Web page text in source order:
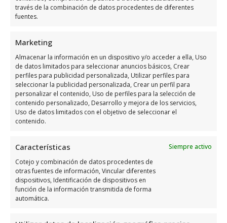
través de la combinación de datos procedentes de diferentes
fuentes.
Marketing
Almacenar la información en un dispositivo y/o acceder a ella, Uso
de datos limitados para seleccionar anuncios básicos, Crear
perfiles para publicidad personalizada, Utilizar perfiles para
seleccionar la publicidad personalizada, Crear un perfil para
personalizar el contenido, Uso de perfiles para la selección de
contenido personalizado, Desarrollo y mejora de los servicios,
Uso de datos limitados con el objetivo de seleccionar el
contenido.
Características
Siempre activo
Cotejo y combinación de datos procedentes de
otras fuentes de información, Vincular diferentes
dispositivos, Identificación de dispositivos en
función de la información transmitida de forma
automática.
Días Horario
Lunes
9:00 a 18:00
Martes
9:00 a 18:00
Jueves
Viernes
9:00 a 18:00
Sábado
Cerrado
Domingo
Cerrado